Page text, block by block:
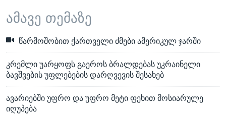
ამავე თემაზე
წარმოშობით ქართველი ძმები ამერიკულ ჯარში
კრემლი უარყოფს გაეროს ბრალდებას უკრაინელი
ბავშვების უფლებების დარღვევის შესახებ
ავარიებში უფრო და უფრო მეტი ფეხით მოსიარულე
იღუპება